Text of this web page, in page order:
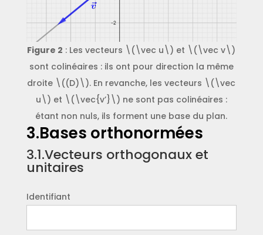
Figure 2 : Les vecteurs \(\vec u\) et \(\vec v\)
sont colinéaires : ils ont pour direction la même
droite \((D)\). En revanche, les vecteurs \(\vec
u\) et \(\vec{v’}\) ne sont pas colinéaires :
étant non nuls, ils forment une base du plan.
3.Bases orthonormées
3.1.Vecteurs orthogonaux et
unitaires
Identifiant